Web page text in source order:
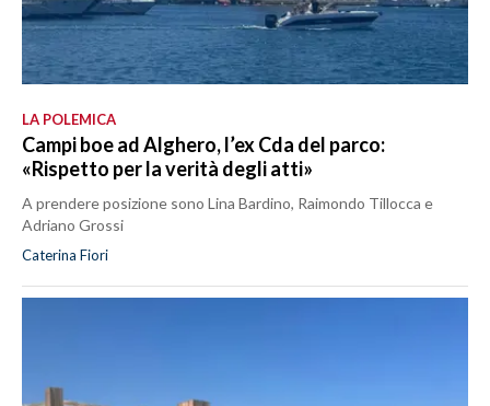
LA POLEMICA
Campi boe ad Alghero, l’ex Cda del parco:
«Rispetto per la verità degli atti»
A prendere posizione sono Lina Bardino, Raimondo Tillocca e
Adriano Grossi
Caterina Fiori